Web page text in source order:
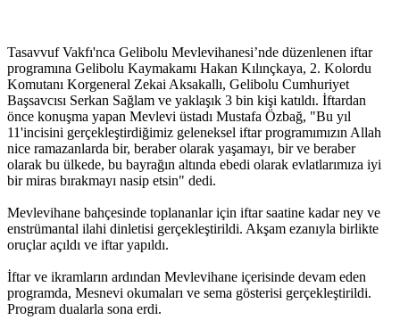
Tasavvuf Vakfı'nca Gelibolu Mevlevihanesi’nde düzenlenen iftar
programına Gelibolu Kaymakamı Hakan Kılınçkaya, 2. Kolordu
Komutanı Korgeneral Zekai Aksakallı, Gelibolu Cumhuriyet
Başsavcısı Serkan Sağlam ve yaklaşık 3 bin kişi katıldı. İftardan
önce konuşma yapan Mevlevi üstadı Mustafa Özbağ, "Bu yıl
11'incisini gerçekleştirdiğimiz geleneksel iftar programımızın Allah
nice ramazanlarda bir, beraber olarak yaşamayı, bir ve beraber
olarak bu ülkede, bu bayrağın altında ebedi olarak evlatlarımıza iyi
bir miras bırakmayı nasip etsin" dedi.
Mevlevihane bahçesinde toplananlar için iftar saatine kadar ney ve
enstrümantal ilahi dinletisi gerçekleştirildi. Akşam ezanıyla birlikte
oruçlar açıldı ve iftar yapıldı.
İftar ve ikramların ardından Mevlevihane içerisinde devam eden
programda, Mesnevi okumaları ve sema gösterisi gerçekleştirildi.
Program dualarla sona erdi.